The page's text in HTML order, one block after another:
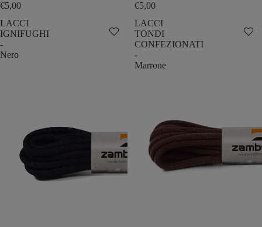
€5,00
€5,00
LACCI
IGNIFUGHI
-
Nero
LACCI
TONDI
CONFEZIONATI
-
Marrone